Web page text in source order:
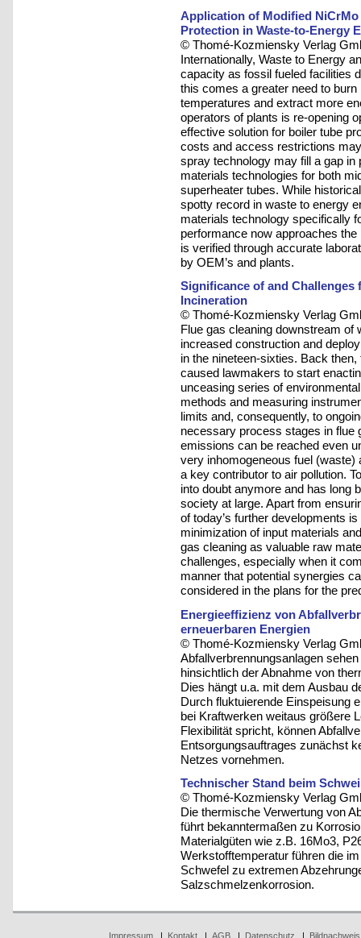
Application of Modified
Protection in Waste-to-Energy
© Thomé-Kozmiensky Verlag
Internationally, Waste to Energy
capacity as fossil fueled facilities
this comes a greater need to
temperatures and extract more
operators of plants is re-opening
effective solution for boiler tube
costs and access restrictions
spray technology may fill a gap in
materials technologies for both
superheater tubes. While
spotty record in waste to energy
materials technology specifically
performance now approaches
is verified through accurate
by OEM’s and plants.
Significance of and Challenges
Incineration
© Thomé-Kozmiensky Verlag
Flue gas cleaning downstream of
increased construction and
in the nineteen-sixties. Back
caused lawmakers to start
unceasing series of
methods and measuring
limits and, consequently, to
necessary process stages in flue
emissions can be reached even
very inhomogeneous fuel (waste)
a key contributor to air pollution.
into doubt anymore and has long
society at large. Apart from
of today’s further developments
minimization of input materials
gas cleaning as valuable raw
challenges, especially when it
manner that potential synergies
considered in the plans for the
Energieeffizienz von
erneuerbaren Energien
© Thomé-Kozmiensky Verlag
Abfallverbrennungsanlagen
hinsichtlich der Abnahme von
Dies hängt u.a. mit dem Ausbau
Durch fluktuierende Einspeisung
bei Kraftwerken weitaus größere
Flexibilität spricht, können
Entsorgungsauftrages zunächst
Netzes vornehmen.
Technischer Stand beim
© Thomé-Kozmiensky Verlag
Die thermische Verwertung von
führt bekanntermaßen zu
Materialgüten wie z.B. 16Mo3,
Werkstofftemperatur führen die
Schwefel zu extremen
Salzschmelzenkorrosion.
Impressum| Kontakt| AGB| Datenschutz Bildnachweis